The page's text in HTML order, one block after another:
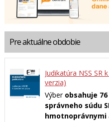
Pre aktuálne obdobie
Judikatúra NSS SR
verzia)
Výber obsahuje
správneho súdu